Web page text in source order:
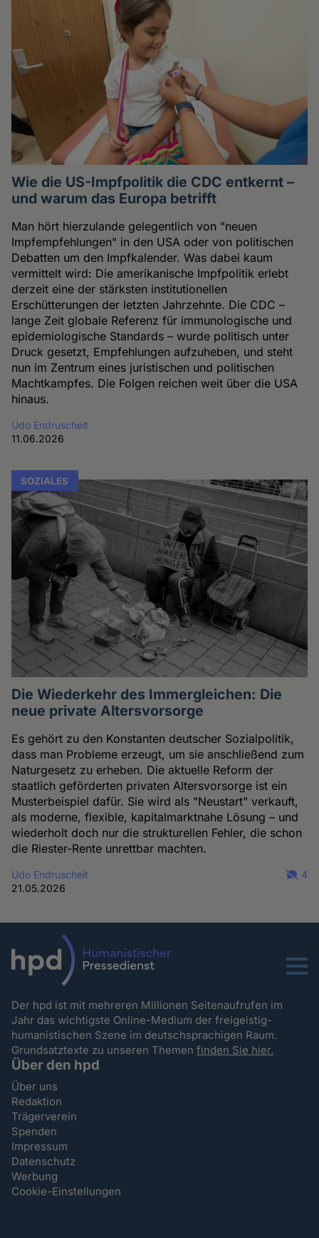
Wie die US-Impfpolitik die CDC entkernt –
und warum das Europa betrifft
Man hört hierzulande gelegentlich von "neuen
Impfempfehlungen" in den USA oder von politischen
Debatten um den Impfkalender. Was dabei kaum
vermittelt wird: Die amerikanische Impfpolitik erlebt
derzeit eine der stärksten institutionellen
Erschütterungen der letzten Jahrzehnte. Die CDC –
lange Zeit globale Referenz für immunologische und
epidemiologische Standards – wurde politisch unter
Druck gesetzt, Empfehlungen aufzuheben, und steht
nun im Zentrum eines juristischen und politischen
Machtkampfes. Die Folgen reichen weit über die USA
hinaus.
Udo Endruscheit
11.06.2026
SOZIALES
Die Wiederkehr des Immergleichen: Die
neue private Altersvorsorge
Es gehört zu den Konstanten deutscher Sozialpolitik,
dass man Probleme erzeugt, um sie anschließend zum
Naturgesetz zu erheben. Die aktuelle Reform der
staatlich geförderten privaten Altersvorsorge ist ein
Musterbeispiel dafür. Sie wird als "Neustart" verkauft,
als moderne, flexible, kapitalmarktnahe Lösung – und
wiederholt doch nur die strukturellen Fehler, die schon
die Riester-Rente unrettbar machten.
Udo Endruscheit
21.05.2026
4
Menu
Der hpd ist mit mehreren Millionen Seitenaufrufen im
Jahr das wichtigste Online-Medium der freigeistig-
humanistischen Szene im deutschsprachigen Raum.
Grundsatztexte zu unseren Themenfinden Sie hier.
Über den hpd
Über uns
Redaktion
Trägerverein
Spenden
Impressum
Datenschutz
Werbung
Cookie-Einstellungen